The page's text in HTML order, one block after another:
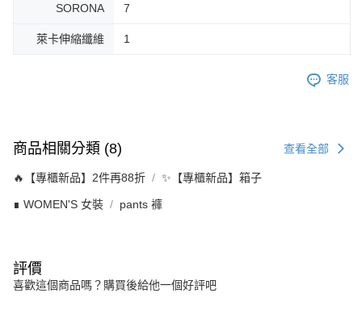
SORONA 7
萊卡伸縮纖維 1
客服
商品相關分類 (8) 查看全部
🔥【專櫃新品】2件再88折 ✨【專櫃新品】箱子
∎ WOMEN'S 女裝 pants 褲
評價
喜歡這個商品嗎？購買後給他一個好評吧